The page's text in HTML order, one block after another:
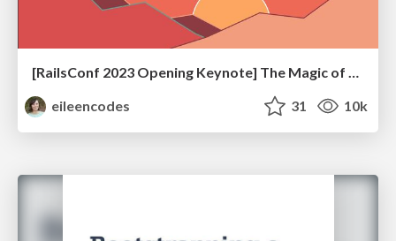
[RailsConf 2023 Opening Keynote] The Magic of Rails
eileencodes
31 10k